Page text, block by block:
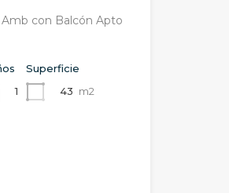
con Balcón Apto
1
Superficie
43 m2